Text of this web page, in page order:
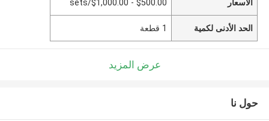
الأسعار $500.00 - $1,000.00/sets
الحد الأدنى لكمية 1 قطعة
عرض المزيد
حول نا